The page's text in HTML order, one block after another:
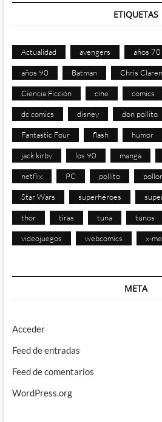
ETIQUETAS
Actualidad avengers años 70
años 90 Batman Chris
Ciencia Ficción cine comics
dc comics disney don pollito
Fantastic Four flash humor
jack kirby los 90 manga
netflix PC pollito
Star Wars superhéroes
thor tiras tuna tunos
videojuegos webcomics x-
META
Acceder
Feed de entradas
Feed de comentarios
WordPress.org